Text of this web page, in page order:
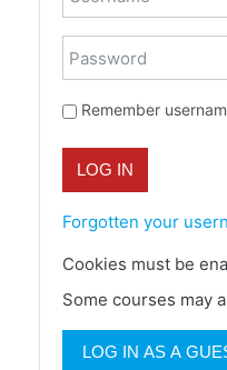
Password
Remember
LOG IN
Forgotten your
Cookies must be
Some courses may
LOG IN AS A